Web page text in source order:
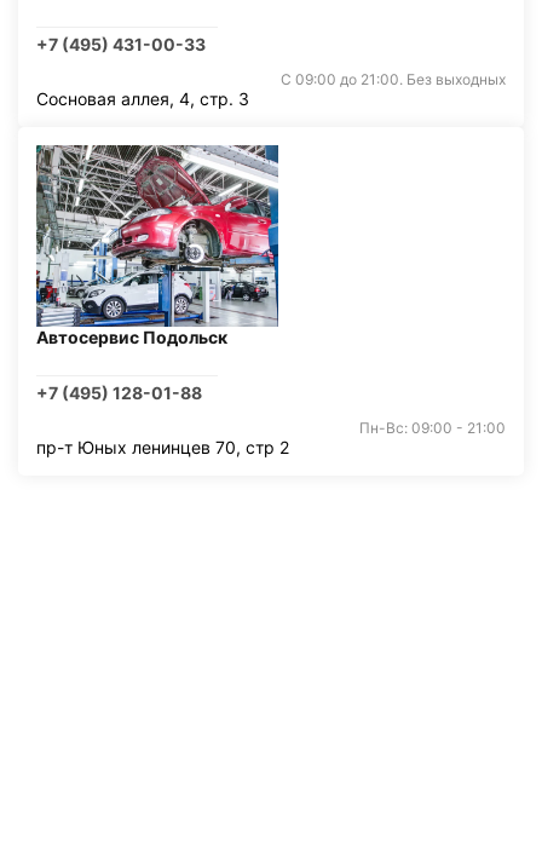
+7 (495) 431-00-33
С 09:00 до 21:00. Без выходных
Сосновая аллея, 4, стр. 3
Автосервис Подольск
+7 (495) 128-01-88
Пн-Вс: 09:00 - 21:00
пр-т Юных ленинцев 70, стр 2